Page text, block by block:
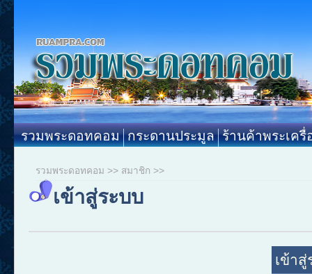
รวมพระดอทคอม กระดานประมูล ร้านค้าพระเครื่
รวมพระดอทคอม >> สมาชิก >>
เข้าสู่ระบบ
เข้าสู่